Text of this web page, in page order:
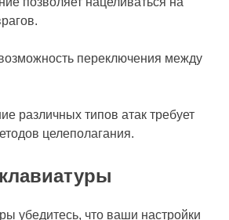
переключения между
различных типов атак требует
целеполагания.
убедитесь, что ваши настройки